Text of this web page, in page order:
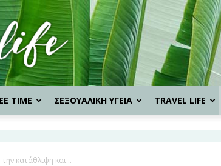
TIME ΣΕΞΟΥΑΛΙΚΗ ΥΓΕΙΑ TRAVEL LIFE
κατάθλιψη και...